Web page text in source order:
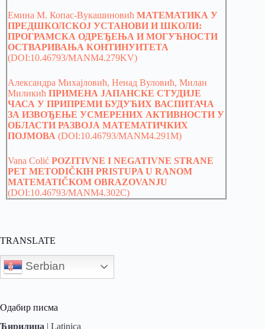
Емина М. Копас-Вукашиновић МАТЕМАТИКА У
ПРЕДШКОЛСКОЈ УСТАНОВИ И ШКОЛИ:
ПРОГРАМСКА ОДРЕЂЕЊА И МОГУЋНОСТИ
ОСТВАРИВАЊА КОНТИНУИТЕТА
(DOI:10.46793/MANM4.279KV)
Александра Михајловић, Ненад Вуловић, Милан
Миликић ПРИМЕНА ЈАПАНСКЕ СТУДИЈЕ
ЧАСА У ПРИПРЕМИ БУДУЋИХ ВАСПИТАЧА
ЗА ИЗВОЂЕЊЕ УСМЕРЕНИХ АКТИВНОСТИ У
ОБЛАСТИ РАЗВОЈА МАТЕМАТИЧКИХ
ПОЈМОВА (DOI:10.46793/MANM4.291M)
Vana Colić POZITIVNE I NEGATIVNE STRANE
PET METODIČKIH PRISTUPA U RANOM
MATEMATIČKOM OBRAZOVANJU
(DOI:10.46793/MANM4.302C)
TRANSLATE
Serbian
Одабир писма
Ћирилица
Latinica